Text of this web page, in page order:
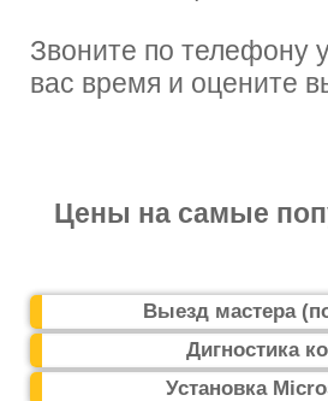
Звоните по телефону
вас время и оцените
Цены на самые
Выезд мастера
Дигностика
Установка